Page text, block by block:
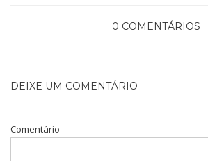
0 COMENTÁRIOS
DEIXE UM COMENTÁRIO
Comentário